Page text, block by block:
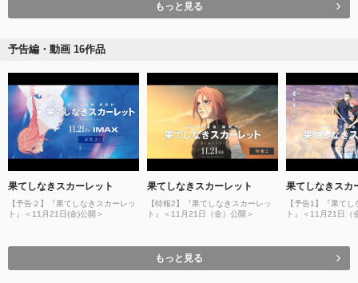
もっと見る
予告編・動画 16作品
果てしなきスカーレット
【予告２】『果てしなきスカーレッ
ト』＜11月21日(金)公開＞
果てしなきスカーレット
【特報2】『果てしなきスカーレッ
ト』＜11月21日（金）公開＞
果てしなきスカ
【予告1】『果て
ト』＜11月21日（
もっと見る